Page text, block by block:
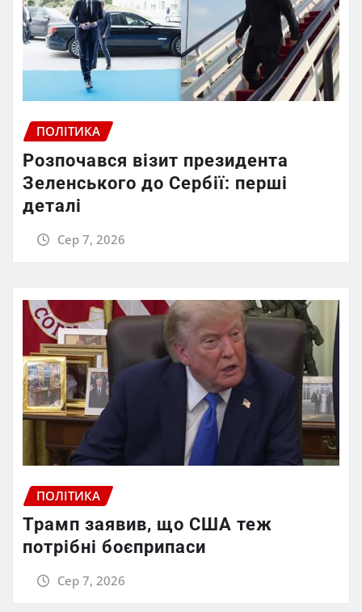
ПОЛІТИКА
Розпочався візит президента
Зеленського до Сербії: перші
деталі
Сер 7, 2026
ПОЛІТИКА
Трамп заявив, що США теж
потрібні боєприпаси
Сер 7, 2026